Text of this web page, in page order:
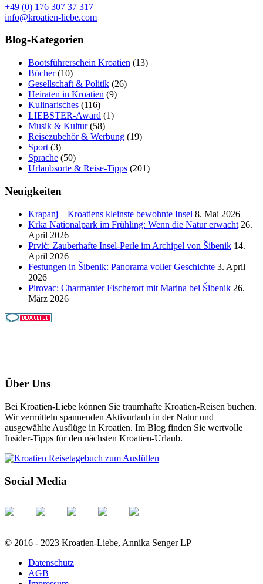
+49 (0) 176 307 37 317
info@kroatien-liebe.com
Blog-Kategorien
Bootsführerschein Kroatien (13)
Bücher(10)
Gesellschaft & Politik (26)
Heiraten in Kroatien (9)
Kulinarisches (116)
LIEBSTER-Award (1)
Musik & Kultur(58)
Reisezubehör & Werbung (19)
Sport (3)
Sprache (50)
Urlaubsorte & Reise-Tipps (201)
Neuigkeiten
Krapanj – Kroatiens kleinste bewohnte Insel 8. Mai 2026
Krka Nationalpark im Frühling: Wenn die Natur erwacht 26.
April 2026
Prvić: Zauberhafte Insel-Perle im Archipel von Šibenik 14.
April 2026
Festungen in Šibenik: Panorama voller Geschichte 3. April
2026
Pirovac: Charmanter Fischerort mit Marina bei Šibenik 26.
März 2026
Über Uns
Bei Kroatien-Liebe können Sie traumhafte Kroatien-Reisen buchen.
Wir vermitteln spannenden Aktivurlaub in der Natur und
ausgewählte Ausflüge in Kroatien. Im Blog finden Sie wertvolle
Insider-Tipps für den nächsten Kroatien-Urlaub.
Social Media
© 2016 - 2023 Kroatien-Liebe, Annika Senger LP
Datenschutz
AGB